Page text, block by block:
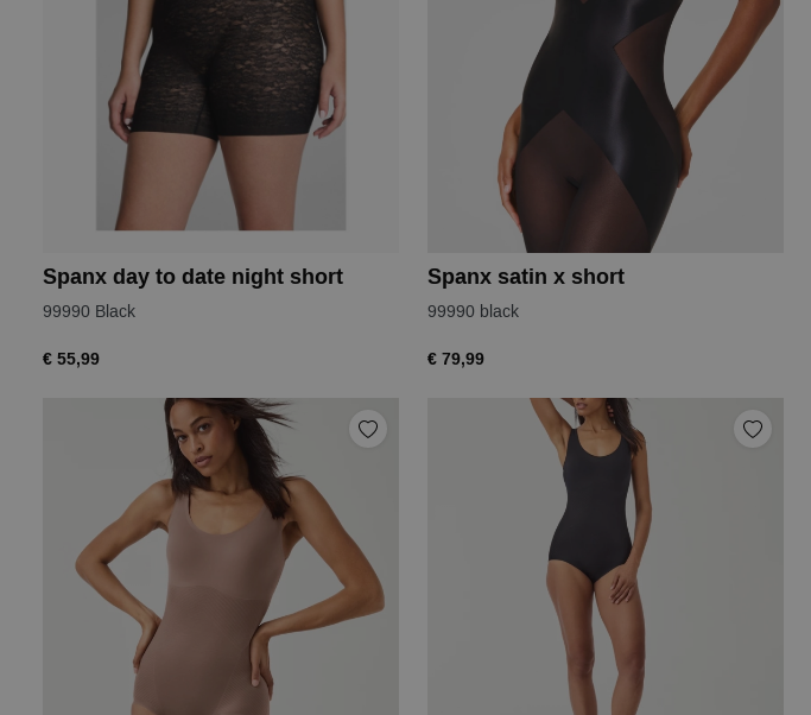
Spanx day to date night short
99990 Black
€ 55,99
Spanx satin x short
99990 black
€ 79,99